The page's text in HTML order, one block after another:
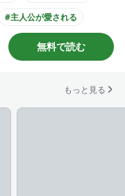
#主人公が愛される
#王子様系男子
ライズ化
無料で読む
もっと見る